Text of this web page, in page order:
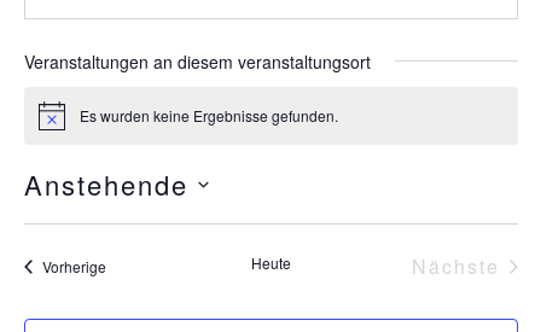
Veranstaltungen an diesem veranstaltungsort
HinweisEs wurden keine Ergebnisse gefunden.
Anstehende
wählen.
VorherigeVeranstaltungen Heute Nächste